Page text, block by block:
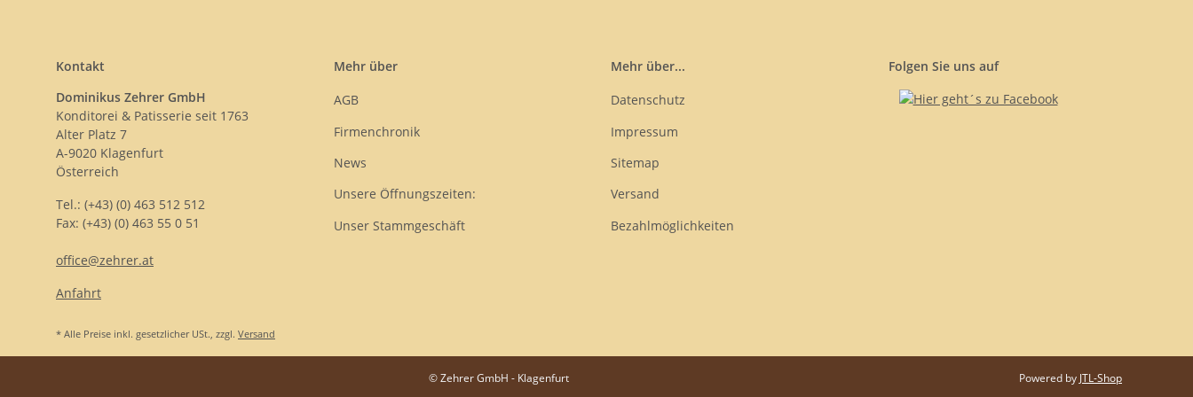
Kontakt
Dominikus Zehrer GmbH
Konditorei & Patisserie seit 1763
Alter Platz 7
A-9020 Klagenfurt
Österreich
Tel.: (+43) (0) 463 512 512
Fax: (+43) (0) 463 55 0 51
office@zehrer.at
Anfahrt
Mehr über
AGB
Firmenchronik
News
Unsere Öffnungszeiten:
Unser Stammgeschäft
Mehr über...
Datenschutz
Impressum
Sitemap
Versand
Bezahlmöglichkeiten
Folgen Sie uns auf
* Alle Preise inkl. gesetzlicher USt., zzgl. Versand
© Zehrer GmbH - Klagenfurt Powered by JTL-Shop